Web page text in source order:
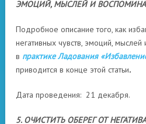
ЭМОЦИЙ, МЫСЛЕЙ И
Подробное описание того, как
негативных чувств, эмоций,
в практике Ладования
приводится в конце этой статьи.
Дата проведения: 21 декабря.
5. ОЧИСТИТЬ ОБЕРЕГ ОТ